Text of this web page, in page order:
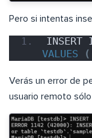
Pero si intentas
INSERT
VALUES
(
Verás un error de
usuario remoto